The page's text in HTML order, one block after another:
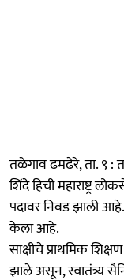
तळेगाव ढमढेरे, ता. ९ :
शिंदे हिची महाराष्ट्र
पदावर निवड झाली आहे.
केला आहे.
साक्षीचे प्राथमिक
झाले असून, स्वातंत्र्य